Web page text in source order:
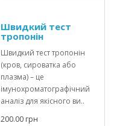
Швидкий тест
тропонін
Швидкий тест тропонін
(кров, сироватка або
плазма) – це
імунохроматографічний
аналіз для якісного ви..
200.00 грн